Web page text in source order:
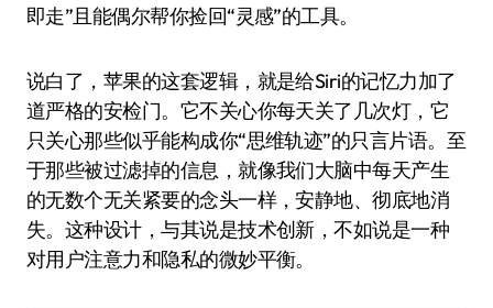
即走”且能偶尔帮你捡回“灵感”的工具。
说白了，苹果的这套逻辑，就是给Siri的记忆力加了
道严格的安检门。它不关心你每天关了几次灯，它
只关心那些似乎能构成你“思维轨迹”的只言片语。至
于那些被过滤掉的信息，就像我们大脑中每天产生
的无数个无关紧要的念头一样，安静地、彻底地消
失。这种设计，与其说是技术创新，不如说是一种
对用户注意力和隐私的微妙平衡。